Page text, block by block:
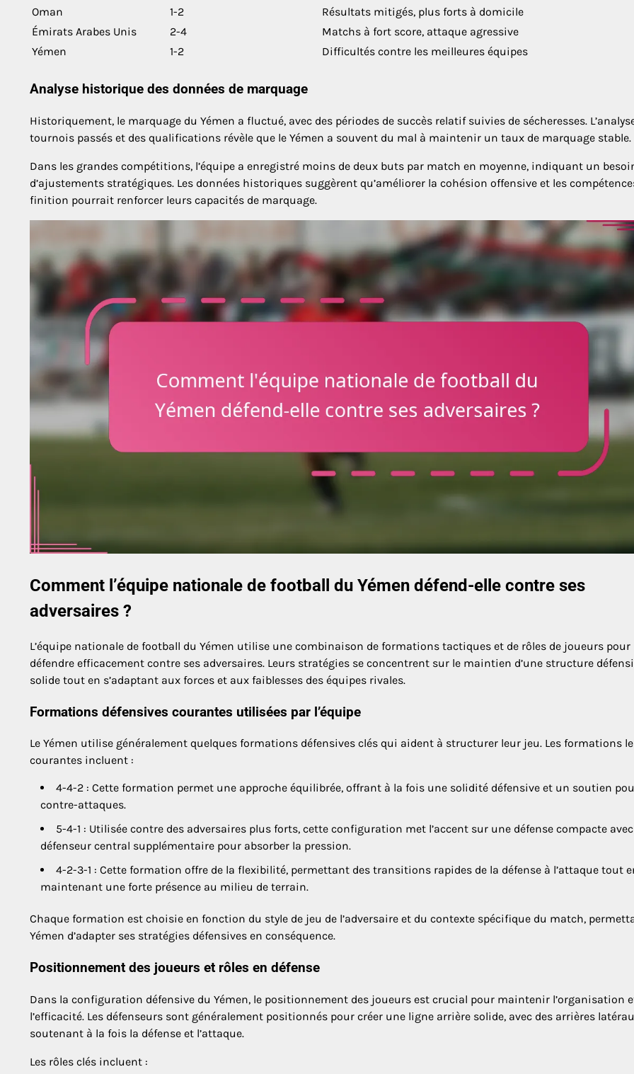
Oman
1-2
Résultats mitigés, plus forts à domicile
Émirats Arabes Unis
2-4
Matchs à fort score, attaque agressive
Yémen
1-2 Difficultés contre les meilleures équipes
Analyse historique des données de marquage
Historiquement, le marquage du Yémen a fluctué, avec des périodes de succès relatif suivies de sécheresses.
tournois passés et des qualifications révèle que le Yémen a souvent du mal à maintenir un taux de marquage stable.
Dans les grandes compétitions, l’équipe a enregistré moins de deux buts par match en moyenne, indiquant un
d’ajustements stratégiques. Les données historiques suggèrent qu’améliorer la cohésion offensive et les
finition pourrait renforcer leurs capacités de marquage.
Comment l’équipe nationale de football du Yémen défend-elle contre ses
adversaires ?
L’équipe nationale de football du Yémen utilise une combinaison de formations tactiques et de rôles de joueurs pour
défendre efficacement contre ses adversaires. Leurs stratégies se concentrent sur le maintien d’une structure
solide tout en s’adaptant aux forces et aux faiblesses des équipes rivales.
Formations défensives courantes utilisées par l’équipe
Le Yémen utilise généralement quelques formations défensives clés qui aident à structurer leur jeu. Les formations
courantes incluent :
4-4-2 : Cette formation permet une approche équilibrée, offrant à la fois une solidité défensive et un soutien
contre-attaques.
5-4-1 : Utilisée contre des adversaires plus forts, cette configuration met l’accent sur une défense compacte
défenseur central supplémentaire pour absorber la pression.
4-2-3-1 : Cette formation offre de la flexibilité, permettant des transitions rapides de la défense à l’attaque tout
maintenant une forte présence au milieu de terrain.
Chaque formation est choisie en fonction du style de jeu de l’adversaire et du contexte spécifique du match,
Yémen d’adapter ses stratégies défensives en conséquence.
Positionnement des joueurs et rôles en défense
Dans la configuration défensive du Yémen, le positionnement des joueurs est crucial pour maintenir l’organisation
l’efficacité. Les défenseurs sont généralement positionnés pour créer une ligne arrière solide, avec des arrières
soutenant à la fois la défense et l’attaque.
Les rôles clés incluent :